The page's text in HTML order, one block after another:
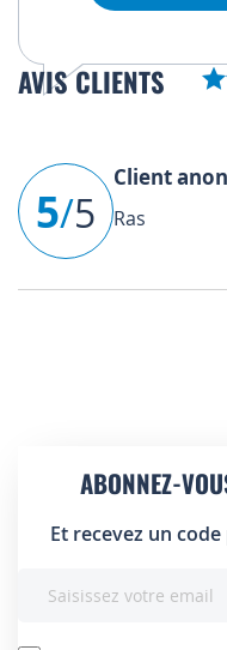
AVIS CLIENTS
5/5
Client
Ras
ABONNEZ-
Et recevez un